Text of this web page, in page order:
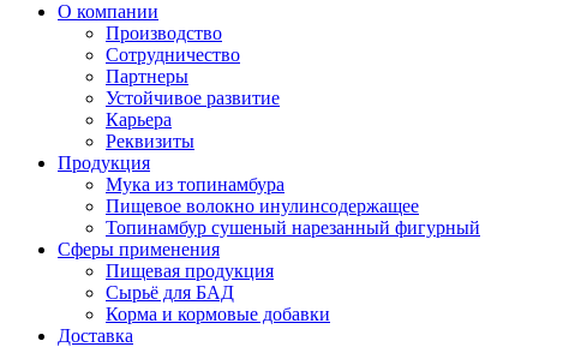
О компании
Производство
Сотрудничество
Партнеры
Устойчивое развитие
Карьера
Реквизиты
Продукция
Мука из топинамбура
Пищевое волокно инулинсодержащее
Топинамбур сушеный нарезанный фигурный
Сферы применения
Пищевая продукция
Сырьё для БАД
Корма и кормовые добавки
Доставка